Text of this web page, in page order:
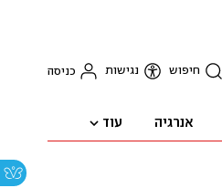
חיפוש נגישות כניסה
אנרגיה עוד